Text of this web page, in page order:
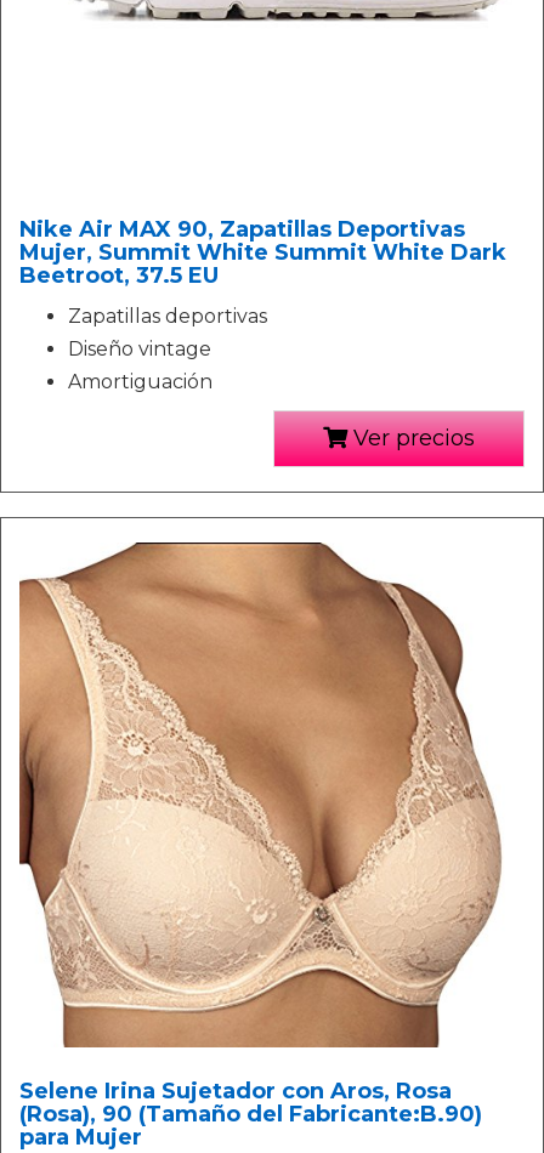
Nike Air MAX 90, Zapatillas Deportivas
Mujer, Summit White Summit White Dark
Beetroot, 37.5 EU
Zapatillas deportivas
Diseño vintage
Amortiguación
Ver precios
Selene Irina Sujetador con Aros, Rosa
(Rosa), 90 (Tamaño del Fabricante:B.90)
para Mujer